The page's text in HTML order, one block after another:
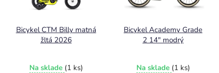
Bicykel CTM Billy matná
žltá 2026
Na sklade (1 ks)
Bicykel Academy Grade
2 14" modrý
Na sklade (1 ks)